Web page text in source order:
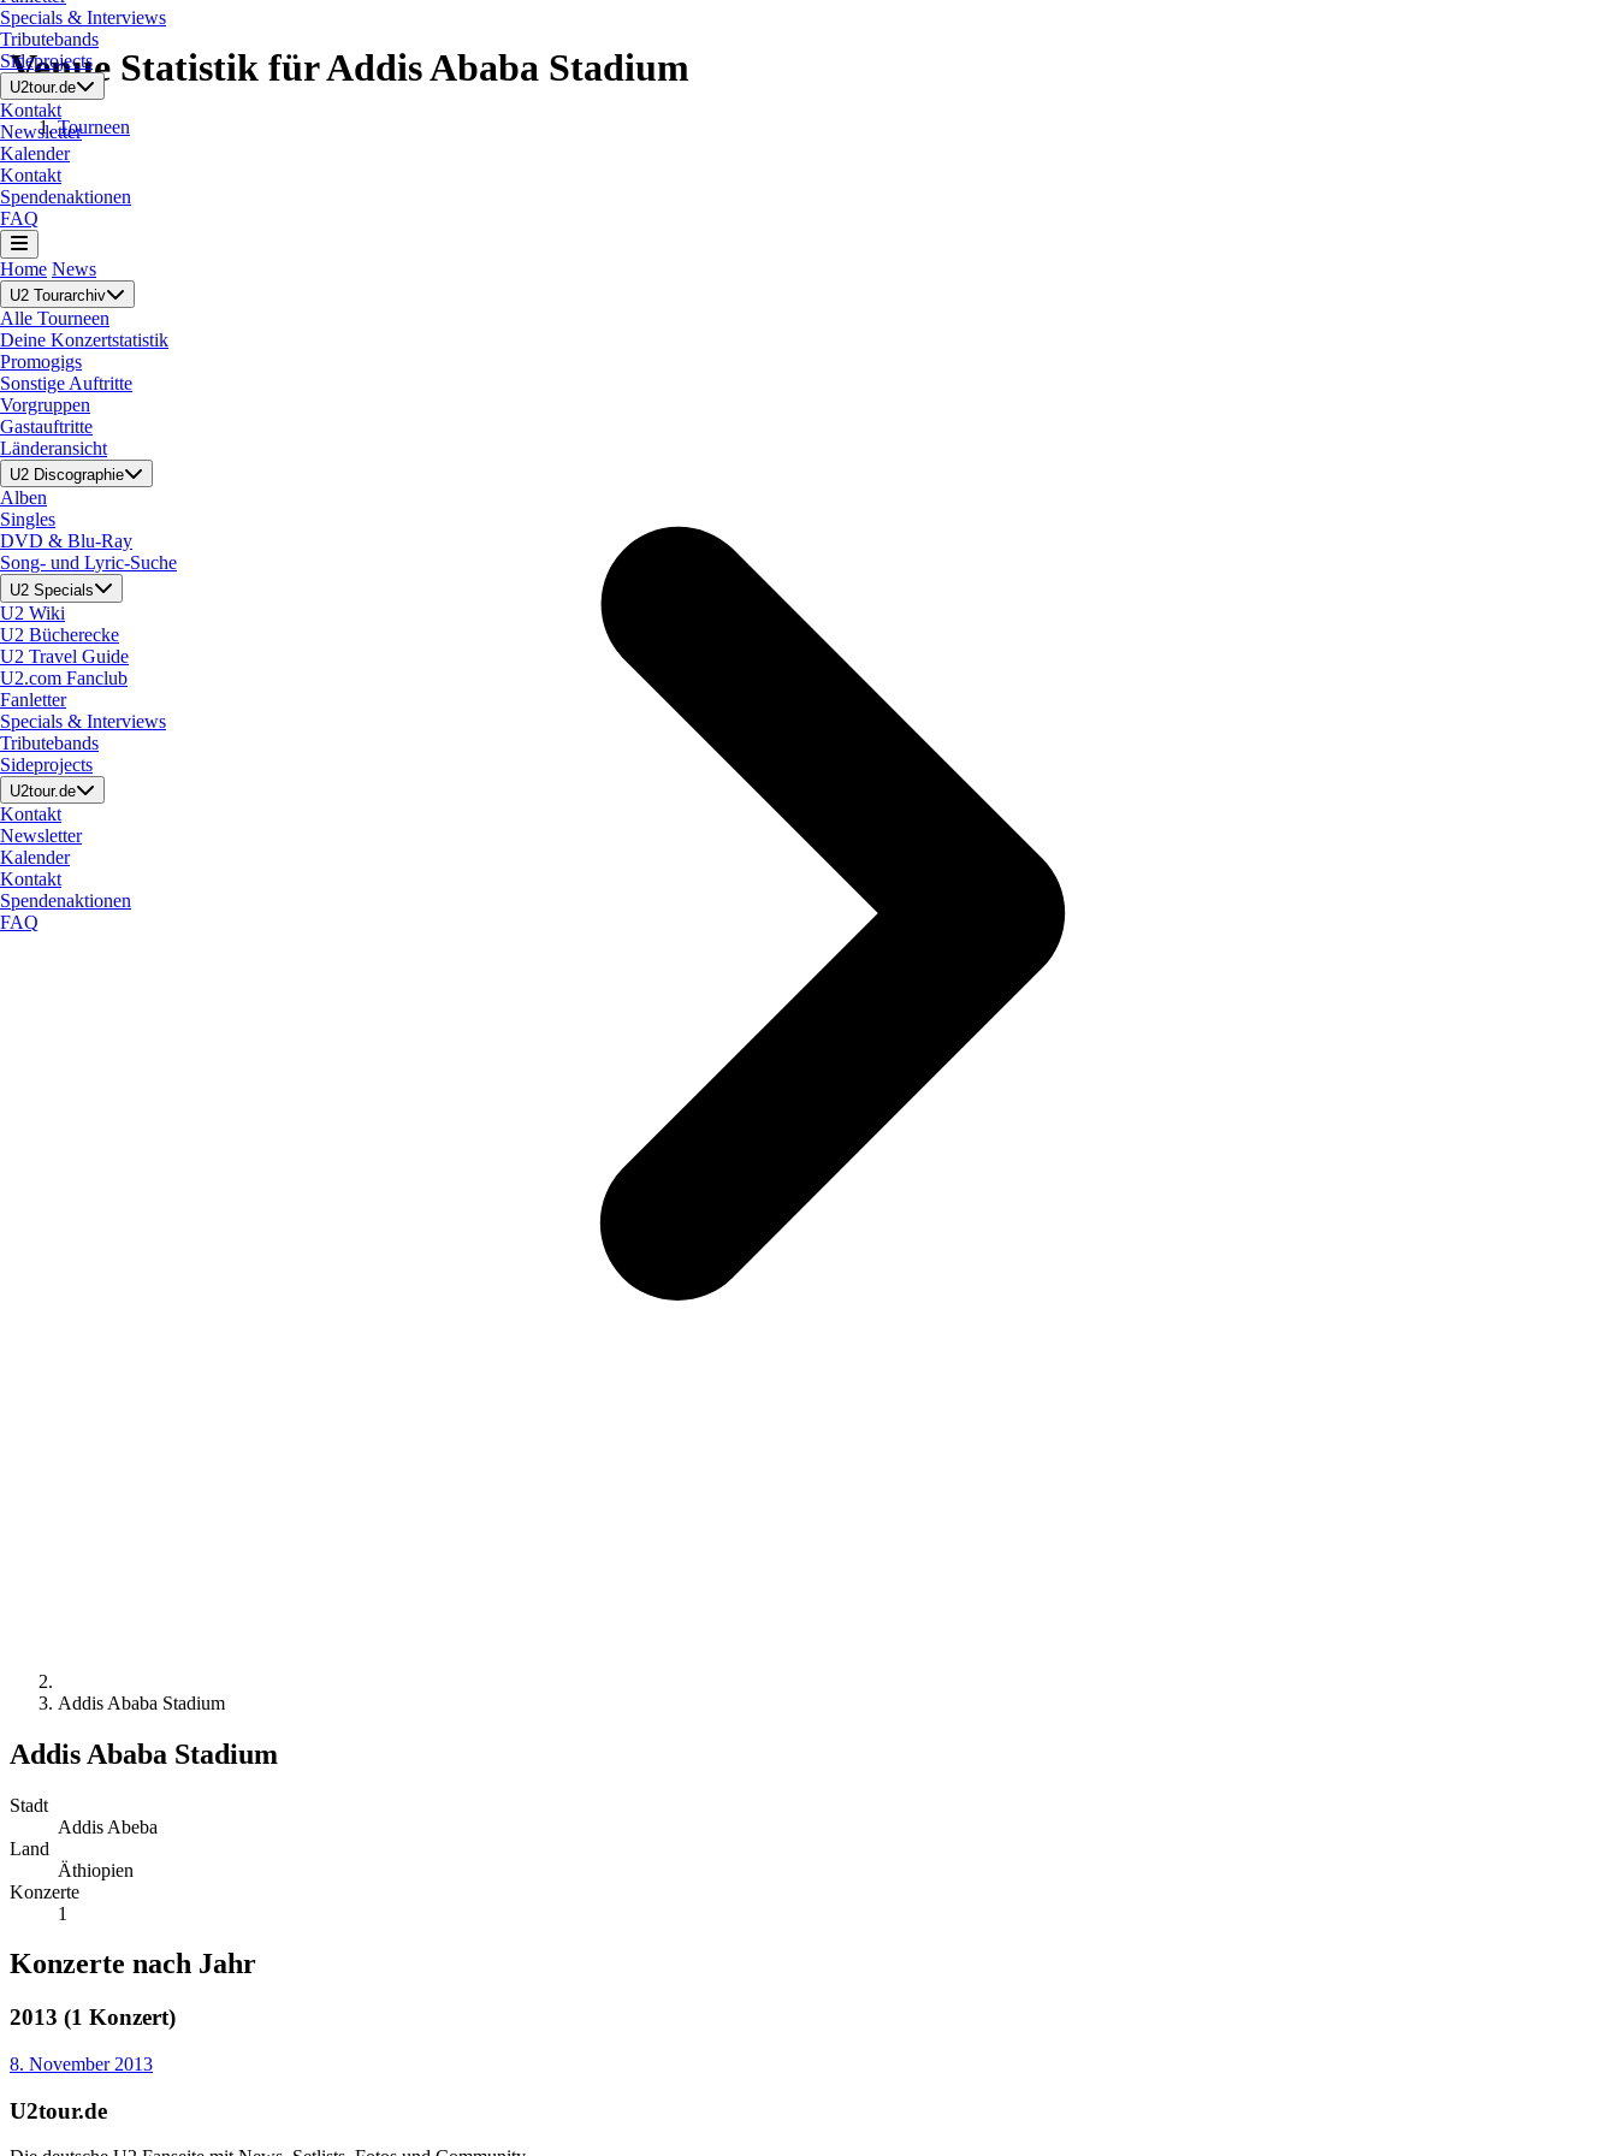
Specials & Interviews
Tributebands
Sideprojects
U2tour.de
Kontakt
Newsletter
Kalender
Kontakt
Spendenaktionen
FAQ
Home News
U2 Tourarchiv
Alle Tourneen
Deine Konzertstatistik
Promogigs
Sonstige Auftritte
Vorgruppen
Gastauftritte
Länderansicht
U2 Discographie
Alben
Singles
DVD & Blu-Ray
Song- und Lyric-Suche
U2 Specials
U2 Wiki
U2 Bücherecke
U2 Travel Guide
U2.com Fanclub
Fanletter
Specials & Interviews
Tributebands
Sideprojects
U2tour.de
Kontakt
Newsletter
Kalender
Kontakt
Spendenaktionen
FAQ
Venue Statistik für Addis Ababa Stadium
Tourneen
Addis Ababa Stadium
Addis Ababa Stadium
Stadt
Addis Abeba
Land
Äthiopien
Konzerte
1
Konzerte nach Jahr
2013 (1 Konzert)
8. November 2013
U2tour.de